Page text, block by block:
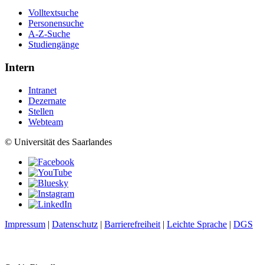
Volltextsuche
Personensuche
A-Z-Suche
Studiengänge
Intern
Intranet
Dezernate
Stellen
Webteam
© Universität des Saarlandes
Impressum | Datenschutz | Barrierefreiheit | Leichte Sprache | DGS